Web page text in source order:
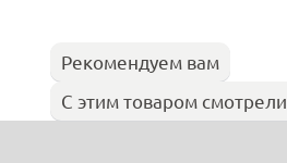
Рекомендуем вам
С этим товаром смотрели